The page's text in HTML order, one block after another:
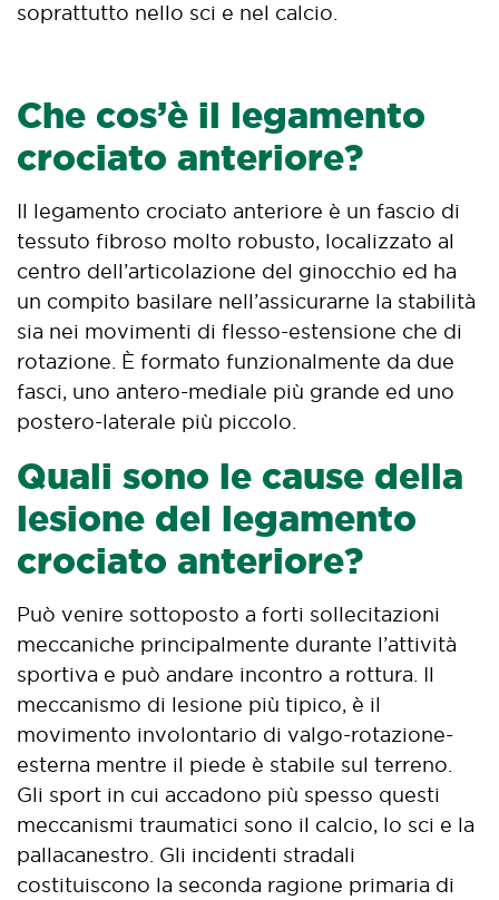
soprattutto nello sci e nel calcio.
Che cos’è il legamento
crociato anteriore?
Il legamento crociato anteriore è un fascio di
tessuto fibroso molto robusto, localizzato al
centro dell’articolazione del ginocchio ed ha
un compito basilare nell’assicurarne la stabilità
sia nei movimenti di flesso-estensione che di
rotazione. È formato funzionalmente da due
fasci, uno antero-mediale più grande ed uno
postero-laterale più piccolo.
Quali sono le cause della
lesione del legamento
crociato anteriore?
Può venire sottoposto a forti sollecitazioni
meccaniche principalmente durante l’attività
sportiva e può andare incontro a rottura. Il
meccanismo di lesione più tipico, è il
movimento involontario di valgo-rotazione-
esterna mentre il piede è stabile sul terreno.
Gli sport in cui accadono più spesso questi
meccanismi traumatici sono il calcio, lo sci e la
pallacanestro. Gli incidenti stradali
costituiscono la seconda ragione primaria di